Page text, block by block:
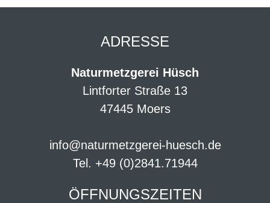
ADRESSE
Naturmetzgerei Hüsch
Lintforter Straße 13
47445 Moers
info@naturmetzgerei-huesch.de
Tel. +49 (0)2841.71944
ÖFFNUNGSZEITEN